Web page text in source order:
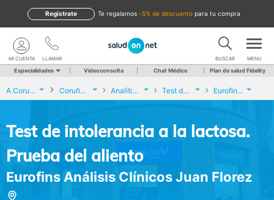
te regalamos -5% de descuento para tu compra
Regístrate
LLAMAR
MI CUENTA BUSCAR MENU
Especialidades Videoconsulta Chat Médico Plan de salud Fidelity
A Coruña Coruña (A) Analíticas y Genética Test de intolerancia a la lactosa. Prueba del aliento Eurofins Análisis Clínicos Juan Florez
Test de intolerancia a la lactosa.
Prueba del aliento
Eurofins Análisis Clínicos Juan Florez